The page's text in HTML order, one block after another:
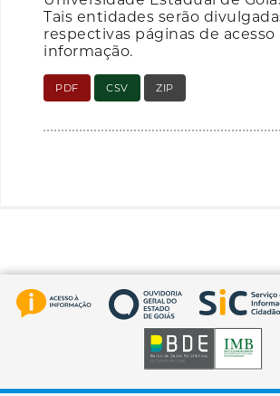
Tais entidades serão
respectivas páginas de acesso
informação.
PDF CSV ZIP